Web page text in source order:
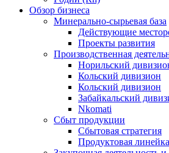
Обзор бизнеса
Минерально-сырьевая база
Действующие
Проекты развития
Производственная
Норильский
Кольский дивизион
Кольский дивизион
Забайкальский
Nkomati
Сбыт продукции
Сбытовая стратегия
Продуктовая линейка